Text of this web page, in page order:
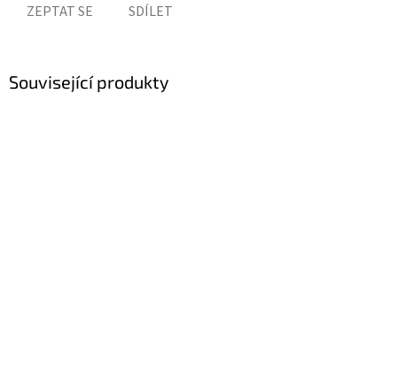
ZEPTAT SE SDÍLET
Související produkty